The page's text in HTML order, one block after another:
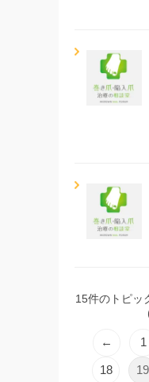
15件のトピッ
← 1
18 19